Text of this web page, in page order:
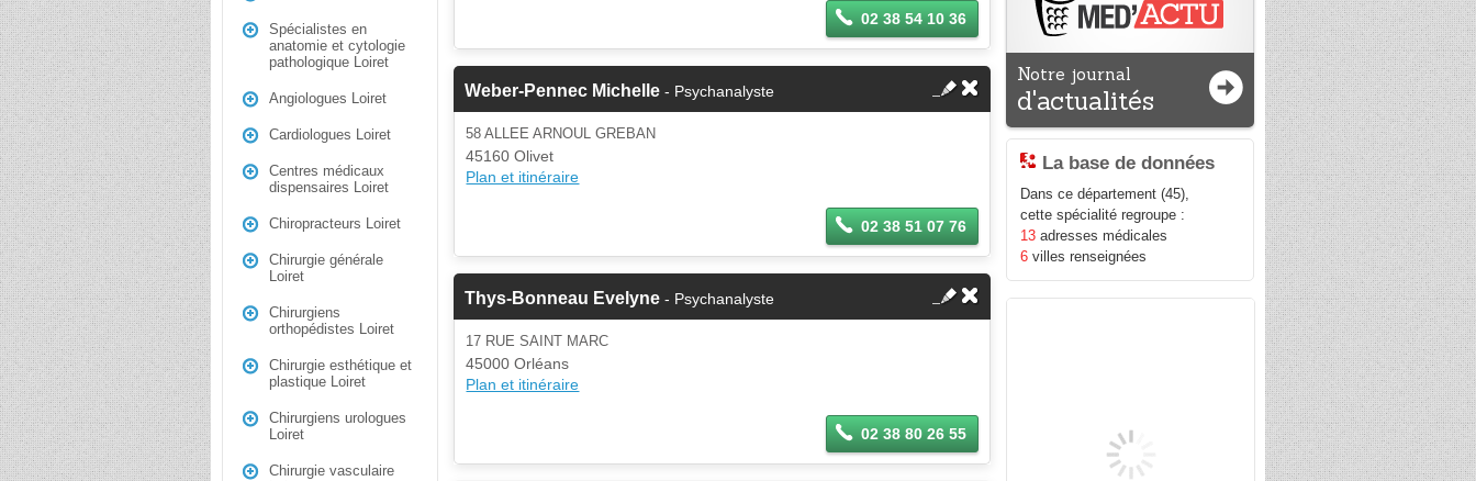
Spécialistes en
anatomie et cytologie
pathologique Loiret
Angiologues Loiret
Cardiologues Loiret
Centres médicaux
dispensaires Loiret
Chiropracteurs Loiret
Chirurgie générale
Loiret
Chirurgiens
orthopédistes Loiret
Chirurgie esthétique et
plastique Loiret
Chirurgiens urologues
Loiret
Chirurgie vasculaire
02 38 54 10 36
Weber-Pennec Michelle - Psychanalyste
58 ALLEE ARNOUL GREBAN
45160 Olivet
Plan et itinéraire
02 38 51 07 76
Thys-Bonneau Evelyne - Psychanalyste
17 RUE SAINT MARC
45000 Orléans
Plan et itinéraire
02 38 80 26 55
Notre journal
d'actualités
La base de données
Dans ce département (45),
cette spécialité regroupe :
13 adresses médicales
6 villes renseignées